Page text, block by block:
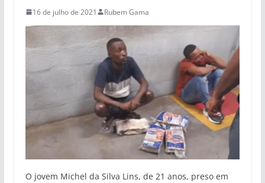
16 de julho de 2021 Rubem Gama
O jovem Michel da Silva Lins, de 21 anos, preso em